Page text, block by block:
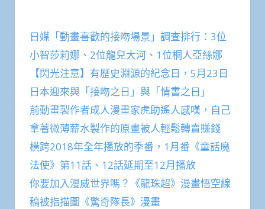
日媒「動畫喜歡的接吻場景」調查排行：3位
小智莎莉娜、2位龍兒大河、1位桐人亞絲娜
【閃光注意】有歷史淵源的紀念日，5月23日
日本迎來與「接吻之日」與「情書之日」
前動畫製作者成人漫畫家虎助遙人感嘆，自己
拿著微薄薪水製作的原畫被人輕鬆轉賣賺錢
橫跨2018年全年播放的季番，1月番《童話魔
法使》第11話、12話延期至12月播放
你要加入漫威世界嗎？《龍珠超》漫畫悟空線
稿被指描圖《驚奇隊長》漫畫